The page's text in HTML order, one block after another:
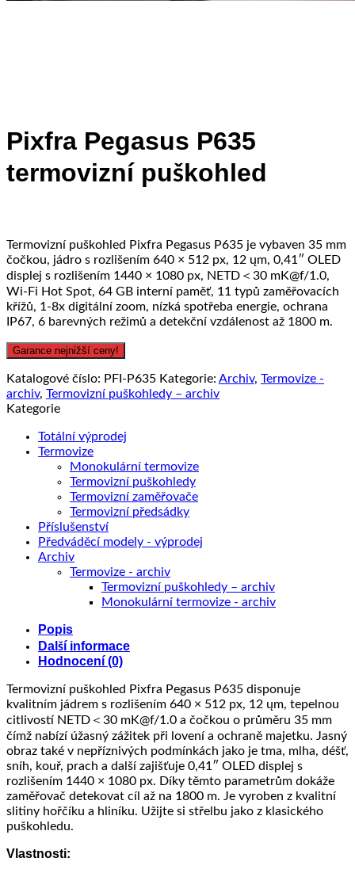
Pixfra Pegasus P635
termovizní puškohled
Termovizní puškohled Pixfra Pegasus P635 je vybaven 35 mm
čočkou, jádro s rozlišením 640 × 512 px, 12 ųm, 0,41″ OLED
displej s rozlišením 1440 × 1080 px, NETD＜30 mK@f/1.0,
Wi-Fi Hot Spot, 64 GB interní paměť, 11 typů zaměřovacích
křížů, 1-8x digitální zoom, nízká spotřeba energie, ochrana
IP67, 6 barevných režimů a detekční vzdálenost až 1800 m.
Garance nejnižší ceny!
Katalogové číslo: PFI-P635 Kategorie: Archiv, Termovize -
archiv, Termovizní puškohledy – archiv
Kategorie
Totální výprodej
Termovize
Monokulární termovize
Termovizní puškohledy
Termovizní zaměřovače
Termovizní předsádky
Příslušenství
Předváděcí modely - výprodej
Archiv
Termovize - archiv
Termovizní puškohledy – archiv
Monokulární termovize - archiv
Popis
Další informace
Hodnocení (0)
Termovizní puškohled Pixfra Pegasus P635 disponuje
kvalitním jádrem s rozlišením 640 × 512 px, 12 ųm, tepelnou
citlivostí NETD＜30 mK@f/1.0 a čočkou o průměru 35 mm
čímž nabízí úžasný zážitek při lovení a ochraně majetku. Jasný
obraz také v nepříznivých podmínkách jako je tma, mlha, déšť,
sníh, kouř, prach a další zajišťuje 0,41″ OLED displej s
rozlišením 1440 × 1080 px. Díky těmto parametrům dokáže
zaměřovač detekovat cíl až na 1800 m. Je vyroben z kvalitní
slitiny hořčíku a hliníku. Užijte si střelbu jako z klasického
puškohledu.
Vlastnosti: